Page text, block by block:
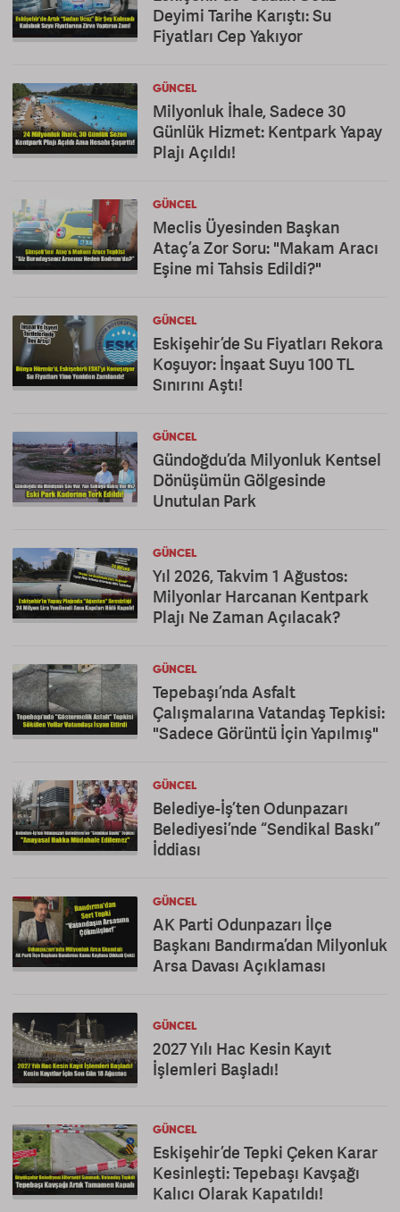
Deyimi Tarihe Karıştı: Su
Fiyatları Cep Yakıyor
GÜNCEL
Milyonluk İhale, Sadece 30
Günlük Hizmet: Kentpark Yapay
Plajı Açıldı!
GÜNCEL
Meclis Üyesinden Başkan
Ataç’a Zor Soru: "Makam Aracı
Eşine mi Tahsis Edildi?"
GÜNCEL
Eskişehir’de Su Fiyatları Rekora
Koşuyor: İnşaat Suyu 100 TL
Sınırını Aştı!
GÜNCEL
Gündoğdu’da Milyonluk Kentsel
Dönüşümün Gölgesinde
Unutulan Park
GÜNCEL
Yıl 2026, Takvim 1 Ağustos:
Milyonlar Harcanan Kentpark
Plajı Ne Zaman Açılacak?
GÜNCEL
Tepebaşı’nda Asfalt
Çalışmalarına Vatandaş Tepkisi:
"Sadece Görüntü İçin Yapılmış"
GÜNCEL
Belediye-İş’ten Odunpazarı
Belediyesi’nde “Sendikal Baskı”
İddiası
GÜNCEL
AK Parti Odunpazarı İlçe
Başkanı Bandırma’dan Milyonluk
Arsa Davası Açıklaması
GÜNCEL
2027 Yılı Hac Kesin Kayıt
İşlemleri Başladı!
GÜNCEL
Eskişehir’de Tepki Çeken Karar
Kesinleşti: Tepebaşı Kavşağı
Kalıcı Olarak Kapatıldı!